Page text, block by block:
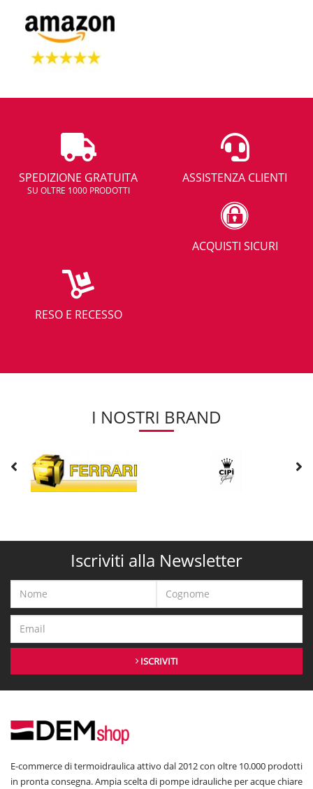
SPEDIZIONE GRATUITA
SU OLTRE 1000 PRODOTTI
ASSISTENZA CLIENTI
ACQUISTI SICURI
RESO E RECESSO
I NOSTRI BRAND
Iscriviti alla Newsletter
ISCRIVITI
E-commerce di termoidraulica attivo dal 2012 con oltre 10.000 prodotti
in pronta consegna. Ampia scelta di pompe idrauliche per acque chiare